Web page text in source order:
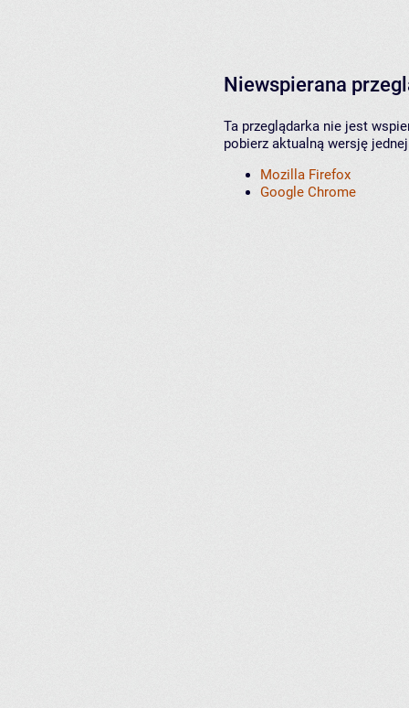
Niewspierana
Ta przeglądarka nie jest
pobierz aktualną wersję
Mozilla Firefox
Google Chrome